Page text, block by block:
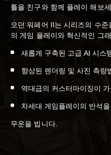
틀을 친구와 함께 플레이 해보세
모던 워페어 II는 시리즈의 수
의 게임 플레이와 혁신적인 그
새롭게 구축된 고급 AI 시스
향상된 렌더링 및 사진 측량
역대급의 커스터마이징이
차세대 게임플레이의 반석을
무운을 빕니다.